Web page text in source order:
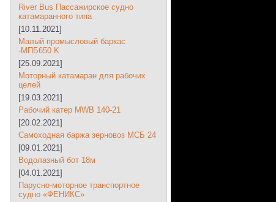
River Bus Пассажирское судно
катамаранного типа
[10.11.2021]
Малый промысловый баркас
-МПБ650 K
[25.09.2021]
Моторный катамаран для рабочих
целей
[19.03.2021]
Рабочий катер MWB 140-21
[20.02.2021]
Самоходная баржа зерновоз МСБ 24
[09.01.2021]
Водолазный бот 18м
[04.01.2021]
Парусно-моторное транспортное
судно «ФЕНИКС»